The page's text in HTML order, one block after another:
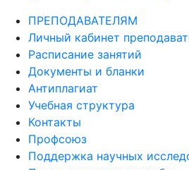
ПРЕПОДАВАТЕЛЯМ
Личный кабинет
Расписание занятий
Документы и бланки
Антиплагиат
Учебная структура
Контакты
Профсоюз
Поддержка научных